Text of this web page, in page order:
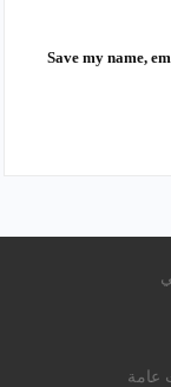
Save my name,
عامة